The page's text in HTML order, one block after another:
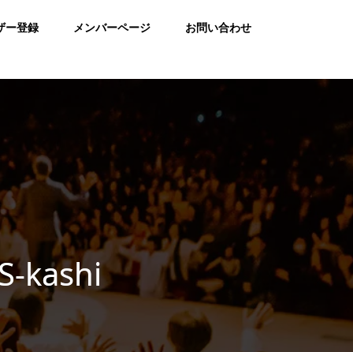
ー登録 メンバーページ お問い合わせ
kashi